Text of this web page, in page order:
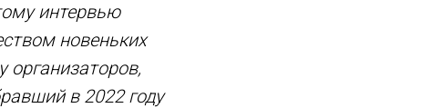
интервью
новеньких
в 2022 году